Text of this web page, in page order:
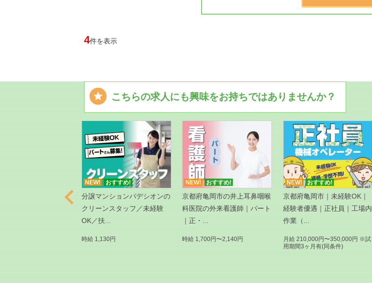
4件を表示
 こちらの求人にも興味をお持ちではありませんか？
世郡久御山町｜人気
NEW! おすすめ!
分譲マンションパデシオンの
クリーンスタッフ／未経験
OK／扶...
時給 1,130円
NEW! おすすめ!
京都府亀岡市の井上耳鼻咽喉
科医院の外来看護師｜パート
｜正・...
時給 1,700円〜2,140円
NEW! おすすめ!
京都府亀岡市｜未経験OK｜
経験者優遇｜正社員｜工場内
作業（...
月給 210,000円〜350,000円 ※試
用期間3ヶ月有(同条件)
